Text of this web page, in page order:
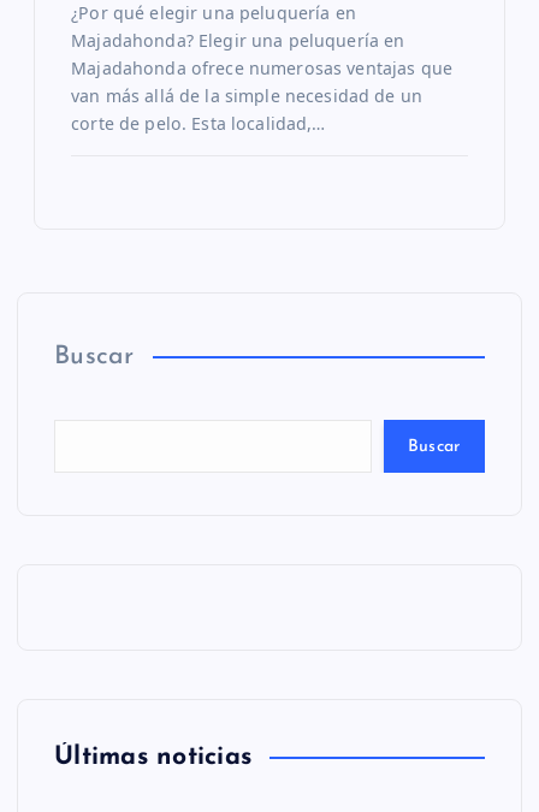
¿Por qué elegir una peluquería en
Majadahonda? Elegir una peluquería en
Majadahonda ofrece numerosas ventajas que
van más allá de la simple necesidad de un
corte de pelo. Esta localidad,…
Buscar
Buscar
Últimas noticias